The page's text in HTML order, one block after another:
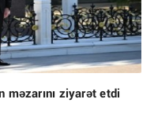
məzarını ziyarət etdi